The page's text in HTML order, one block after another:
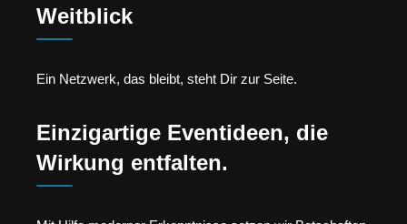
Weitblick
Ein Netzwerk, das bleibt, steht Dir zur Seite.
Einzigartige Eventideen, die
Wirkung entfalten.